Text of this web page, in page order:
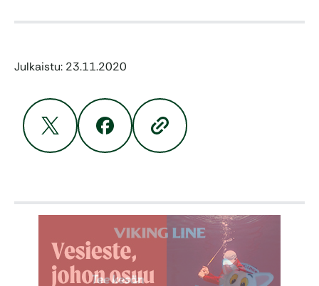
Julkaistu: 23.11.2020